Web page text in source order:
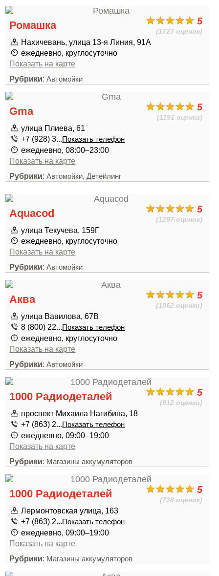
5
(1727 оценок)
Ромашка
Нахичевань, улица 13-я Линия, 91А
ежедневно, круглосуточно
Показать на карте
Рубрики:Автомойки
5
(1191 оценка)
Gma
улица Плиева, 61
+7 (928) 3...Показать телефон
ежедневно, 08:00–23:00
Показать на карте
Рубрики:Автомойки,Детейлинг
5
(1297 оценок)
Aquacod
улица Текучева, 159Г
ежедневно, круглосуточно
Показать на карте
Рубрики:Автомойки
5
(1062 оценки)
Аква
улица Вавилова, 67В
8 (800) 22...Показать телефон
ежедневно, круглосуточно
Показать на карте
Рубрики:Автомойки
5
(912 оценки)
1000 Радиодеталей
проспект Михаила Нагибина, 18
+7 (863) 2...Показать телефон
ежедневно, 09:00–19:00
Показать на карте
Рубрики: Магазины аккумуляторов
5
(738 оценок)
1000 Радиодеталей
Лермонтовская улица, 163
+7 (863) 2...Показать телефон
ежедневно, 09:00–19:00
Показать на карте
Рубрики: Магазины аккумуляторов